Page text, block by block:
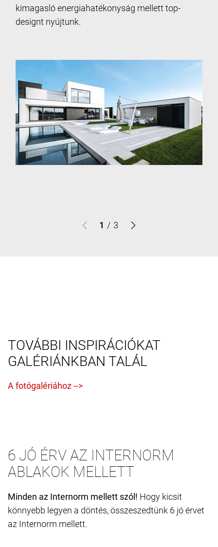
kimagasló energiahatékonyság mellett top-
designt nyújtunk.
1 / 3
TOVÁBBI INSPIRÁCIÓKAT
GALÉRIÁNKBAN TALÁL
6 JÓ ÉRV AZ INTERNORM
ABLAKOK MELLETT
Minden az Internorm mellett szól! Hogy kicsit
könnyebb legyen a döntés, összeszedtünk 6 jó érvet
az Internorm mellett.